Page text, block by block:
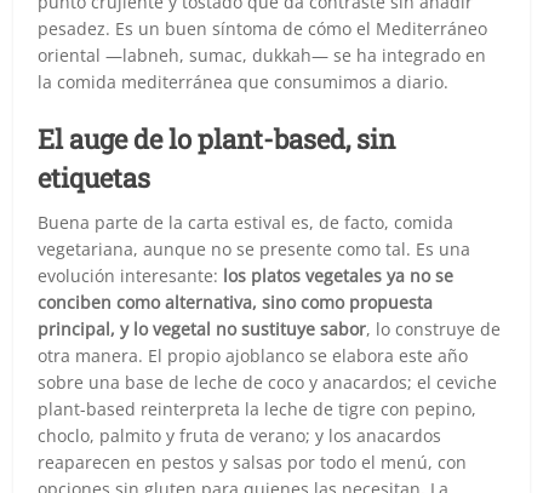
pesadez. Es un buen síntoma de cómo el Mediterráneo
oriental —labneh, sumac, dukkah— se ha integrado en
la comida mediterránea que consumimos a diario.
El auge de lo plant-based, sin
etiquetas
Buena parte de la carta estival es, de facto, comida
vegetariana, aunque no se presente como tal. Es una
evolución interesante: los platos vegetales ya no se
conciben como alternativa, sino como propuesta
principal, y lo vegetal no sustituye sabor, lo construye de
otra manera. El propio ajoblanco se elabora este año
sobre una base de leche de coco y anacardos; el ceviche
plant-based reinterpreta la leche de tigre con pepino,
choclo, palmito y fruta de verano; y los anacardos
reaparecen en pestos y salsas por todo el menú, con